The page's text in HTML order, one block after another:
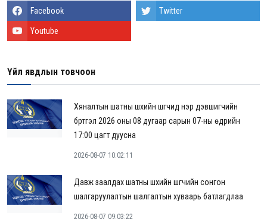
Facebook Twitter
Youtube
Үйл явдлын товчоон
Хяналтын шатны шүүхийн шүүгчид нэр дэвшигчийн
бүртгэл 2026 оны 08 дугаар сарын 07-ны өдрийн
17:00 цагт дуусна
2026-08-07 10:02:11
Давж заалдах шатны шүүхийн шүүгчийн сонгон
шалгаруулалтын шалгалтын хуваарь батлагдлаа
2026-08-07 09:03:22